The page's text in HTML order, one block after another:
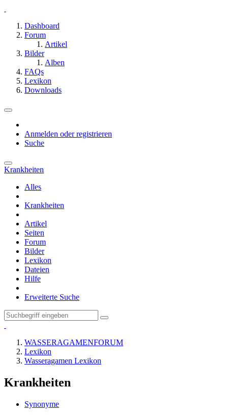
Dashboard
Forum
Artikel
Bilder
Alben
FAQs
Lexikon
Downloads
Anmelden oder registrieren
Suche
Krankheiten
Alles
Krankheiten
Artikel
Seiten
Forum
Bilder
Lexikon
Dateien
Hilfe
Erweiterte Suche
WASSERAGAMENFORUM
Lexikon
Wasseragamen Lexikon
Krankheiten
Synonyme